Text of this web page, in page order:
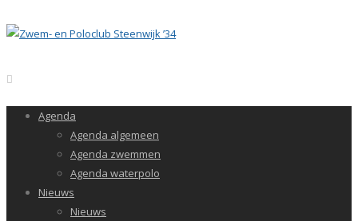
Agenda
Agenda algemeen
Agenda zwemmen
Agenda waterpolo
Nieuws
Nieuws